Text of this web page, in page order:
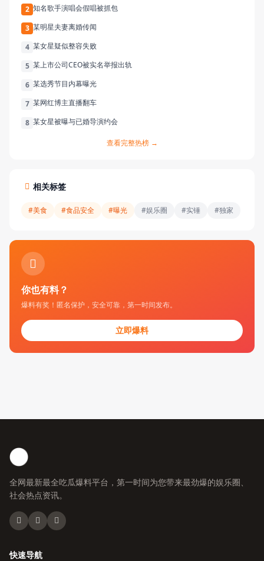
2 知名歌手演唱会假唱被抓包
3 某明星夫妻离婚传闻
4 某女星疑似整容失败
5 某上市公司CEO被实名举报出轨
6 某选秀节目内幕曝光
7 某网红博主直播翻车
8 某女星被曝与已婚导演约会
查看完整热榜 →
相关标签
#美食 #食品安全 #曝光 #娱乐圈 #实锤 #独家
你也有料？
爆料有奖！匿名保护，安全可靠，第一时间发布。
立即爆料
全网最新最全吃瓜爆料平台，第一时间为您带来最劲爆的娱乐圈、
社会热点资讯。
快速导航